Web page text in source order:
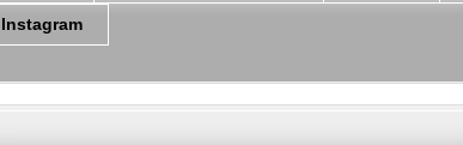
Instagram